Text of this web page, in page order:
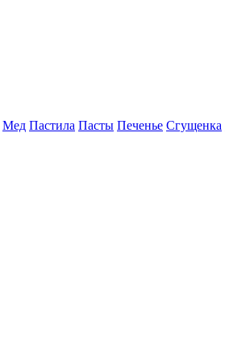
Мед Пастила Пасты Печенье Сгущенка